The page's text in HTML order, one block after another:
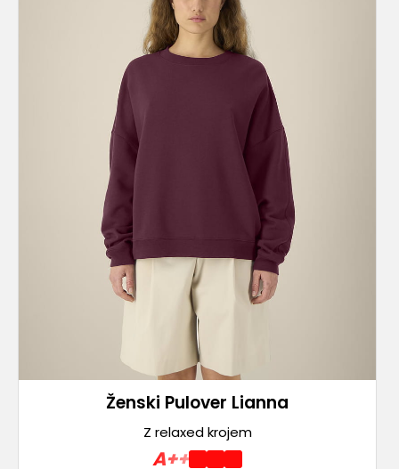
Ženski Pulover Lianna
Z relaxed krojem
A++